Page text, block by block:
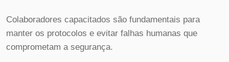
Colaboradores capacitados são fundamentais para
manter os protocolos e evitar falhas humanas que
comprometam a segurança.